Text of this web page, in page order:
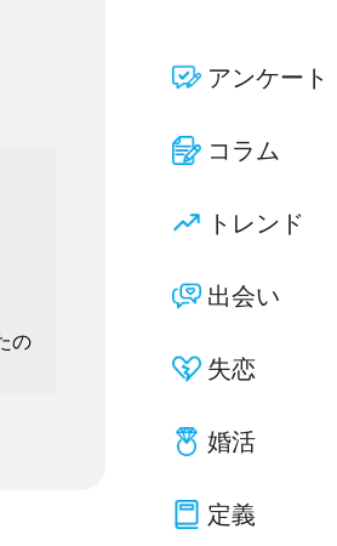
の
アンケート
コラム
トレンド
出会い
失恋
婚活
定義